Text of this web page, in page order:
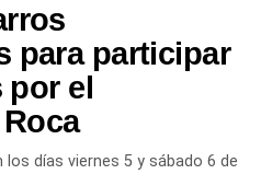
para participar
por el
días viernes 5 y sábado 6 de